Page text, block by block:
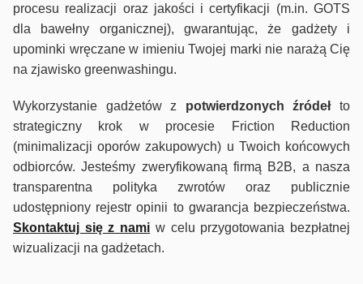
procesu realizacji oraz jakości i certyfikacji (m.in. GOTS
dla bawełny organicznej), gwarantując, że gadżety i
upominki wręczane w imieniu Twojej marki nie narażą Cię
na zjawisko greenwashingu.
Wykorzystanie gadżetów z potwierdzonych źródełto
strategiczny krok w procesie Friction Reduction
(minimalizacji oporów zakupowych) u Twoich końcowych
odbiorców. Jesteśmy zweryfikowaną firmą B2B, a nasza
transparentna polityka zwrotów oraz publicznie
udostępniony rejestr opinii to gwarancja bezpieczeństwa.
Skontaktuj się z nami w celu przygotowania bezpłatnej
wizualizacji na gadżetach.